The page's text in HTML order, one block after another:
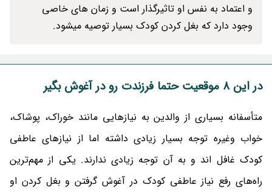
و اعتماد به نفس او تاثیرگذار است و زمان های خاصی
وجود دارد که بغل کردن کودک بسیار توصیه میشود.
در این 8 موقعیت حتما فرزندت رو در آغوش بگیر
متأسفانه بسیاری از والدین به نیازهایی مانند خوراک، پوشاک،
خواب وغیره توجه بسیار زیادی داشته اما از نیازهای عاطفی
کودک غافل اند و به آن توجه زیادی ندارند. یکی از مهم‌ترین
راه‌های رفع نیاز عاطفی کودک در آغوش گرفتن و بغل کردن او